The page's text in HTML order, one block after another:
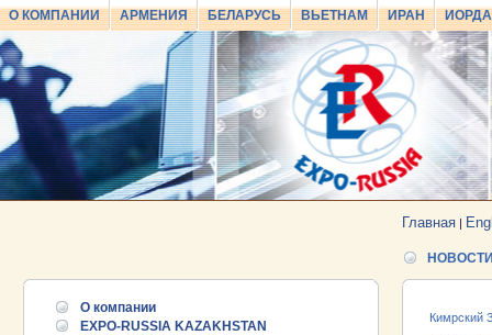
О КОМПАНИИ АРМЕНИЯ БЕЛАРУСЬ ВЬЕТНАМ ИРАН
Главная |
О компании
EXPO-RUSSIA KAZAKHSTAN
Кимрский